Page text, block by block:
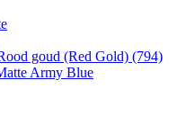
goud (Red Gold) (794)
Army Blue